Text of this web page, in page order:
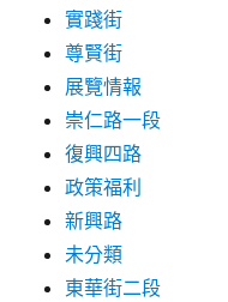
實踐街
尊賢街
展覽情報
崇仁路一段
復興四路
政策福利
新興路
未分類
東華街二段